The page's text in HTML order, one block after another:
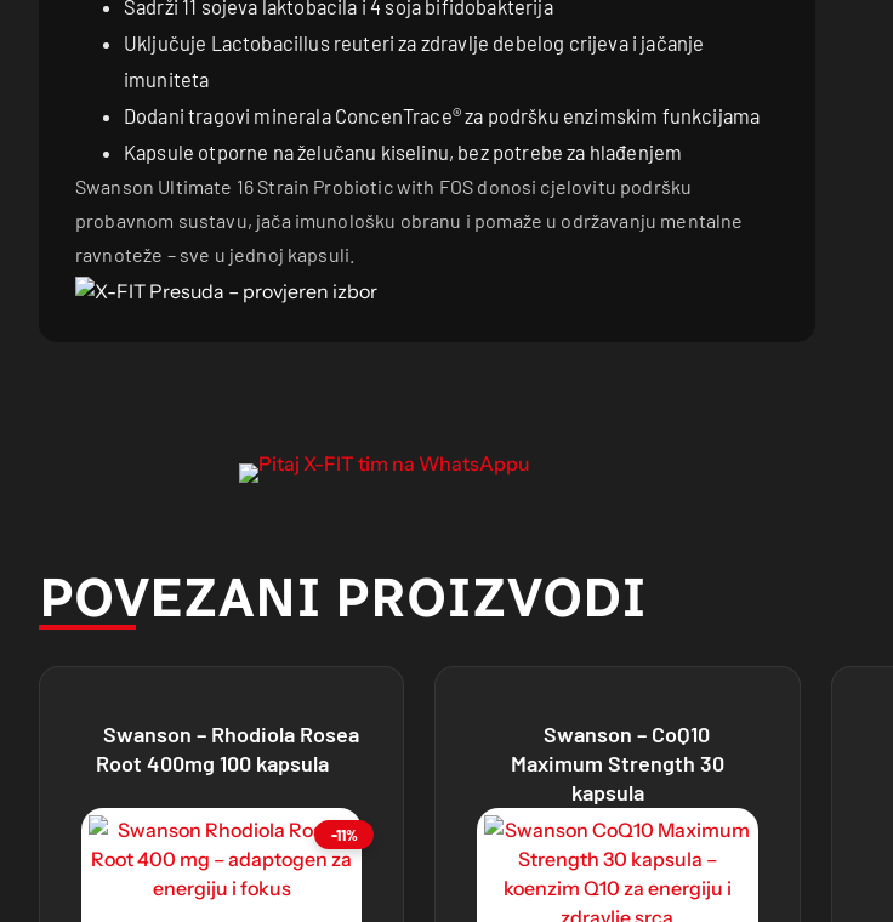
Sadrži 11 sojeva laktobacila i 4 soja bifidobakterija
Uključuje Lactobacillus reuteri za zdravlje debelog crijeva i jačanje
imuniteta
Dodani tragovi minerala ConcenTrace® za podršku enzimskim funkcijama
Kapsule otporne na želučanu kiselinu, bez potrebe za hlađenjem
Swanson Ultimate 16 Strain Probiotic with FOS donosi cjelovitu podršku
probavnom sustavu, jača imunološku obranu i pomaže u održavanju mentalne
ravnoteže – sve u jednoj kapsuli.
POVEZANI PROIZVODI
Swanson – Rhodiola Rosea
Root 400mg 100 kapsula
-11%
Swanson – CoQ10
Maximum Strength 30
kapsula